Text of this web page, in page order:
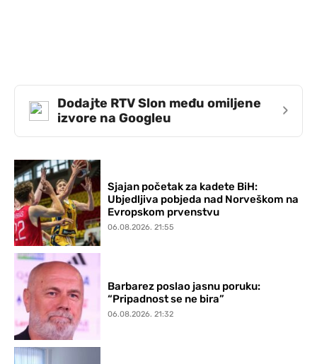
Dodajte RTV Slon među omiljene
izvore na Googleu
›
Sjajan početak za kadete BiH:
Ubjedljiva pobjeda nad Norveškom na
Evropskom prvenstvu
06.08.2026. 21:55
Barbarez poslao jasnu poruku:
“Pripadnost se ne bira”
06.08.2026. 21:32